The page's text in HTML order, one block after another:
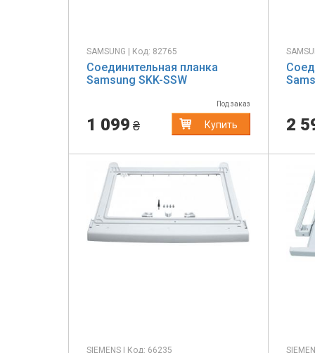
SAMSUNG | Код: 82765
Соединительная планка
Samsung SKK-SSW
Под заказ
1 099 ₴ Купить 2
SIEMENS | Код: 66235